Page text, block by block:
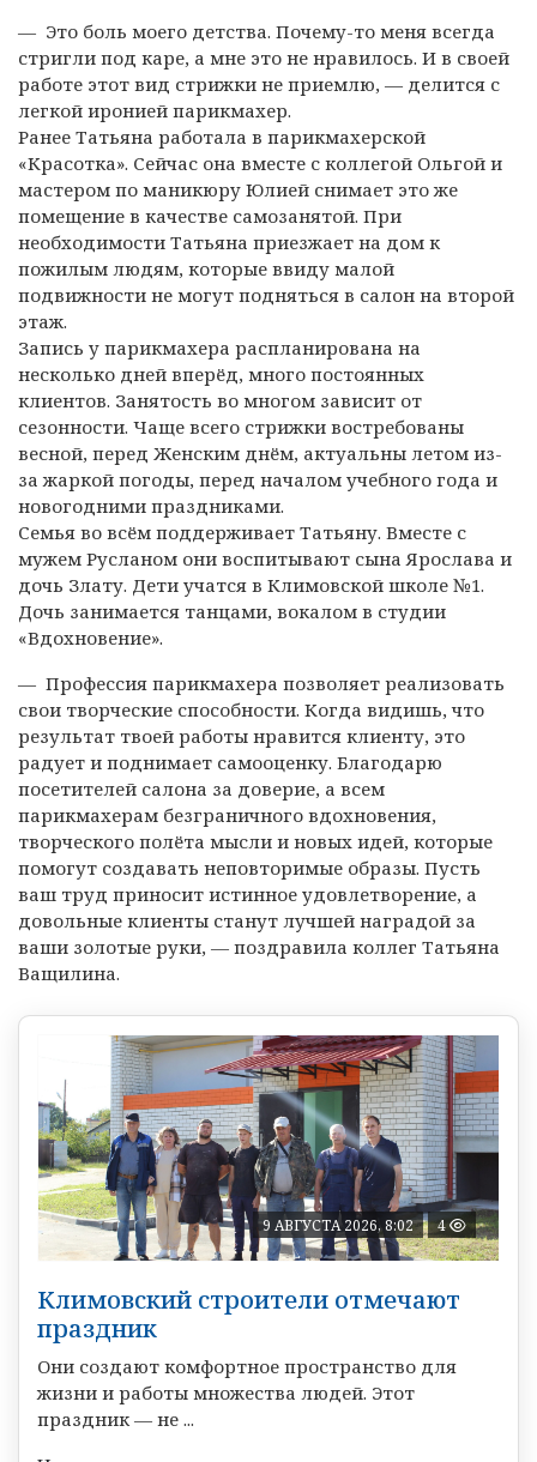
— Это боль моего детства. Почему-то меня всегда
стригли под каре, а мне это не нравилось. И в своей
работе этот вид стрижки не приемлю, — делится с
легкой иронией парикмахер.
Ранее Татьяна работала в парикмахерской
«Красотка». Сейчас она вместе с коллегой Ольгой и
мастером по маникюру Юлией снимает это же
помещение в качестве самозанятой. При
необходимости Татьяна приезжает на дом к
пожилым людям, которые ввиду малой
подвижности не могут подняться в салон на второй
этаж.
Запись у парикмахера распланирована на
несколько дней вперёд, много постоянных
клиентов. Занятость во многом зависит от
сезонности. Чаще всего стрижки востребованы
весной, перед Женским днём, актуальны летом из-
за жаркой погоды, перед началом учебного года и
новогодними праздниками.
Семья во всём поддерживает Татьяну. Вместе с
мужем Русланом они воспитывают сына Ярослава и
дочь Злату. Дети учатся в Климовской школе №1.
Дочь занимается танцами, вокалом в студии
«Вдохновение».
— Профессия парикмахера позволяет реализовать
свои творческие способности. Когда видишь, что
результат твоей работы нравится клиенту, это
радует и поднимает самооценку. Благодарю
посетителей салона за доверие, а всем
парикмахерам безграничного вдохновения,
творческого полёта мысли и новых идей, которые
помогут создавать неповторимые образы. Пусть
ваш труд приносит истинное удовлетворение, а
довольные клиенты станут лучшей наградой за
ваши золотые руки, — поздравила коллег Татьяна
Ващилина.
9 АВГУСТА 2026, 8:02 4
Климовский строители отмечают
праздник
Они создают комфортное пространство для
жизни и работы множества людей. Этот
праздник — не ...